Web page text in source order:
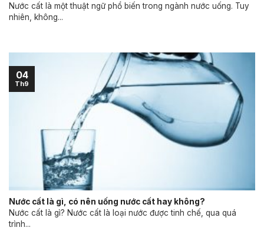
Nước cất là một thuật ngữ phổ biến trong ngành nước uống. Tuy
nhiên, không...
Nước cất là gì, có nên uống nước cất hay không?
Nước cất là gì? Nước cất là loại nước được tinh chế, qua quá
trình...
04
Th9